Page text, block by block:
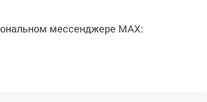
мессенджере MАХ: